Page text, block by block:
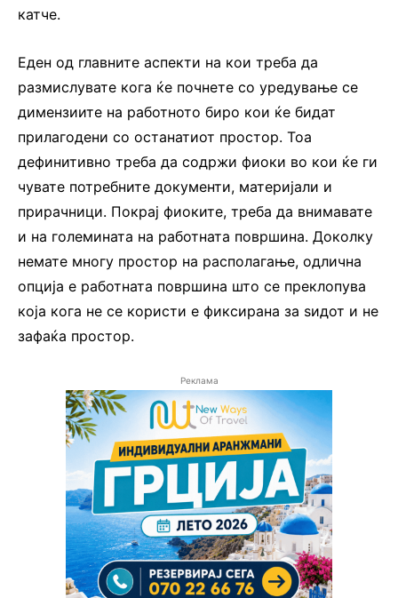
катче.
Еден од главните аспекти на кои треба да
размислувате кога ќе почнете со уредување се
димензиите на работното биро кои ќе бидат
прилагодени со останатиот простор. Тоа
дефинитивно треба да содржи фиоки во кои ќе ги
чувате потребните документи, материјали и
прирачници. Покрај фиоките, треба да внимавате
и на големината на работната површина. Доколку
немате многу простор на располагање, одлична
опција е работната површина што се преклопува
која кога не се користи е фиксирана за ѕидот и не
зафаќа простор.
Реклама